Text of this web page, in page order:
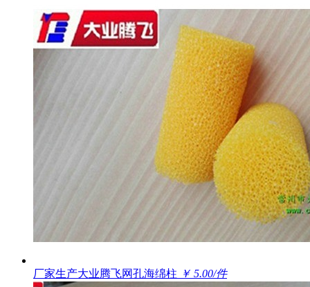
厂家生产大业腾飞网孔海绵柱 ￥ 5.00/件